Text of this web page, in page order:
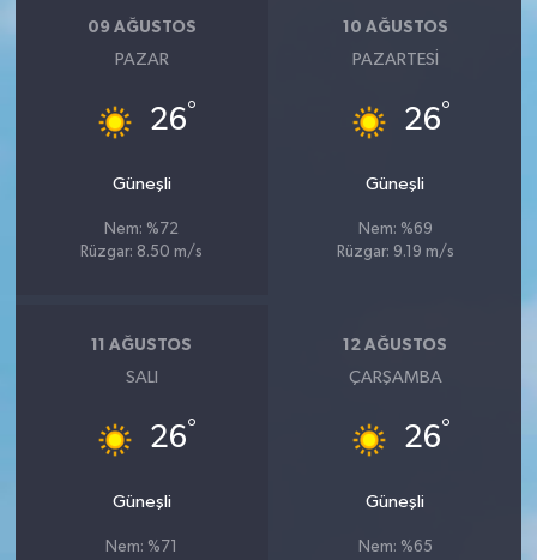
09 AĞUSTOS
PAZAR
26°
Güneşli
Nem: %72
Rüzgar: 8.50 m/s
10 AĞUSTOS
PAZARTESI
26°
Güneşli
Nem: %69
Rüzgar: 9.19 m/s
11 AĞUSTOS
SALI
26°
Güneşli
Nem: %71
12 AĞUSTOS
ÇARŞAMBA
26°
Güneşli
Nem: %65